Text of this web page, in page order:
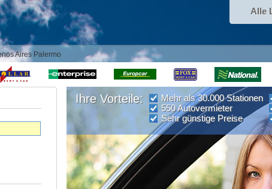
Alle
Aires Palermo
Ihre Vorteile:
Mehr als 30.000 Stationen
550 Autovermieter
Sehr günstige Preise